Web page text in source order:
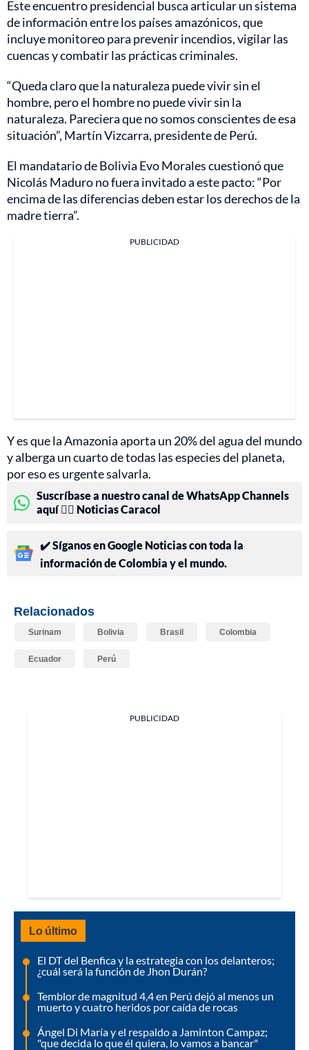
Este encuentro presidencial busca articular un sistema
de información entre los países amazónicos, que
incluye monitoreo para prevenir incendios, vigilar las
cuencas y combatir las prácticas criminales.
“Queda claro que la naturaleza puede vivir sin el
hombre, pero el hombre no puede vivir sin la
naturaleza. Pareciera que no somos conscientes de esa
situación”, Martín Vizcarra, presidente de Perú.
El mandatario de Bolivia Evo Morales cuestionó que
Nicolás Maduro no fuera invitado a este pacto: “Por
encima de las diferencias deben estar los derechos de la
madre tierra”.
PUBLICIDAD
Y es que la Amazonia aporta un 20% del agua del mundo
y alberga un cuarto de todas las especies del planeta,
por eso es urgente salvarla.
Suscríbase a nuestro canal de WhatsApp Channels
aquí 👉🏻 Noticias Caracol
✔️ Síganos en Google Noticias con toda la
información de Colombia y el mundo.
Relacionados
Surinam Bolivia Brasil Colombia
Ecuador Perú
PUBLICIDAD
Lo último
El DT del Benfica y la estrategia con los delanteros;
¿cuál será la función de Jhon Durán?
Temblor de magnitud 4,4 en Perú dejó al menos un
muerto y cuatro heridos por caída de rocas
Ángel Di María y el respaldo a Jaminton Campaz;
"que decida lo que él quiera, lo vamos a bancar"